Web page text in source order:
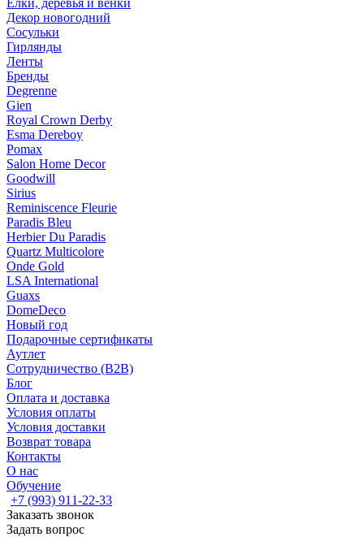
Елки, деревья и венки
Декор новогодний
Сосульки
Гирлянды
Ленты
Бренды
Degrenne
Gien
Royal Crown Derby
Esma Dereboy
Pomax
Salon Home Decor
Goodwill
Sirius
Reminiscence Fleurie
Paradis Bleu
Herbier Du Paradis
Quartz Multicolore
Onde Gold
LSA International
Guaxs
DomeDeco
Новый год
Подарочные сертификаты
Аутлет
Сотрудничество (B2B)
Блог
Оплата и доставка
Условия оплаты
Условия доставки
Возврат товара
Контакты
О нас
Обучение
+7 (993) 911-22-33
Заказать звонок
Задать вопрос